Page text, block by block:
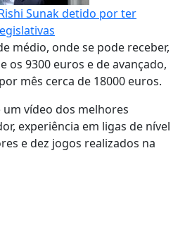
Sunak detido por ter
médio, onde se pode receber,
os 9300 euros e de avançado,
mês cerca de 18000 euros.
vídeo dos melhores
experiência em ligas de nível
e dez jogos realizados na